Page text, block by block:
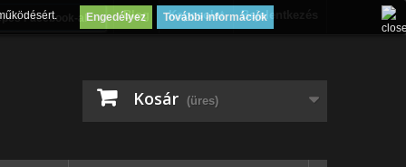
Bejelentkezés
Kapcsolat
Blog
Facebook-al
Kosár (üres)
Engedélyez További információk